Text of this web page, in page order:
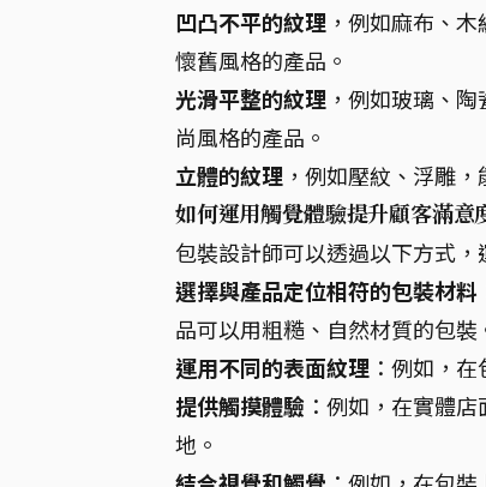
凹凸不平的紋理 ，例如麻布、
懷舊風格的產品。
光滑平整的紋理 ，例如玻璃、
尚風格的產品。
立體的紋理 ，例如壓紋、浮雕
如何運用觸覺體驗提升顧客滿意
包裝設計師可以透過以下方式，
選擇與產品定位相符的包裝材料
品可以用粗糙、自然材質的包裝
運用不同的表面紋理 ：例如，
提供觸摸體驗 ：例如，在實體
地。